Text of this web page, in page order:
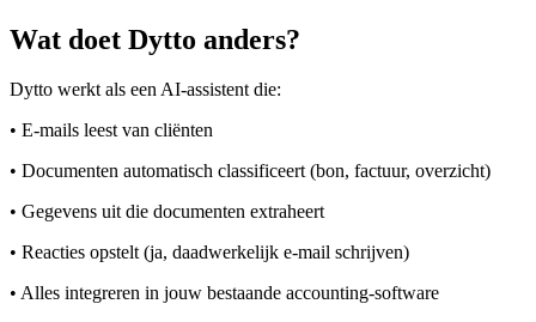
Wat doet Dytto anders?
Dytto werkt als een AI-assistent die:
• E-mails leest van cliënten
• Documenten automatisch classificeert (bon, factuur, overzicht)
• Gegevens uit die documenten extraheert
• Reacties opstelt (ja, daadwerkelijk e-mail schrijven)
• Alles integreren in jouw bestaande accounting-software